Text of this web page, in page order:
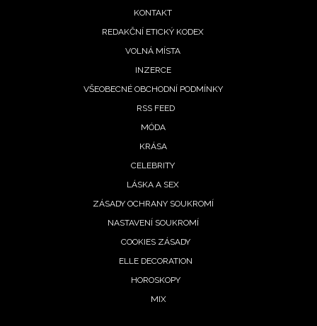
KONTAKT
REDAKČNÍ ETICKÝ KODEX
VOLNÁ MÍSTA
INZERCE
VŠEOBECNÉ OBCHODNÍ PODMÍNKY
RSS FEED
MÓDA
KRÁSA
CELEBRITY
LÁSKA A SEX
ZÁSADY OCHRANY SOUKROMÍ
NASTAVENÍ SOUKROMÍ
COOKIES ZÁSADY
ELLE DECORATION
HOROSKOPY
MIX